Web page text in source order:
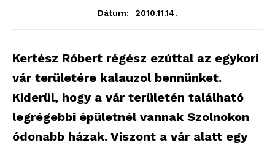
Dátum: 2010.11.14.
Kertész Róbert régész ezúttal az egykori
vár területére kalauzol bennünket.
Kiderül, hogy a vár területén található
legrégebbi épületnél vannak Szolnokon
ódonabb házak. Viszont a vár alatt egy